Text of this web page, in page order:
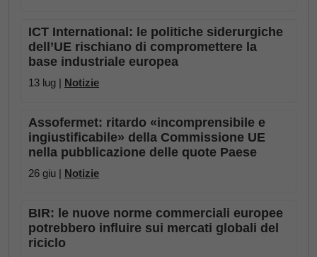
ICT International: le politiche siderurgiche
dell’UE rischiano di compromettere la
base industriale europea
13 lug | Notizie
Assofermet: ritardo «incomprensibile e
ingiustificabile» della Commissione UE
nella pubblicazione delle quote Paese
26 giu | Notizie
BIR: le nuove norme commerciali europee
potrebbero influire sui mercati globali del
riciclo